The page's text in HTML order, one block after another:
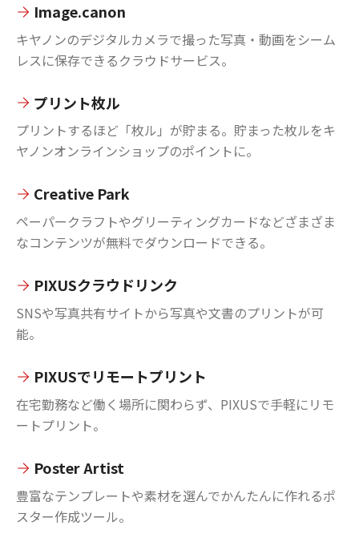
Image.canon
キヤノンのデジタルカメラで撮った写真・動画をシーム
レスに保存できるクラウドサービス。
プリント枚ル
プリントするほど「枚ル」が貯まる。貯まった枚ルをキ
ヤノンオンラインショップのポイントに。
Creative Park
ペーパークラフトやグリーティングカードなどざまざま
なコンテンツが無料でダウンロードできる。
PIXUSクラウドリンク
SNSや写真共有サイトから写真や文書のプリントが可
能。
PIXUSでリモートプリント
在宅勤務など働く場所に関わらず、PIXUSで手軽にリモ
ートプリント。
Poster Artist
豊富なテンプレートや素材を選んでかんたんに作れるポ
スター作成ツール。